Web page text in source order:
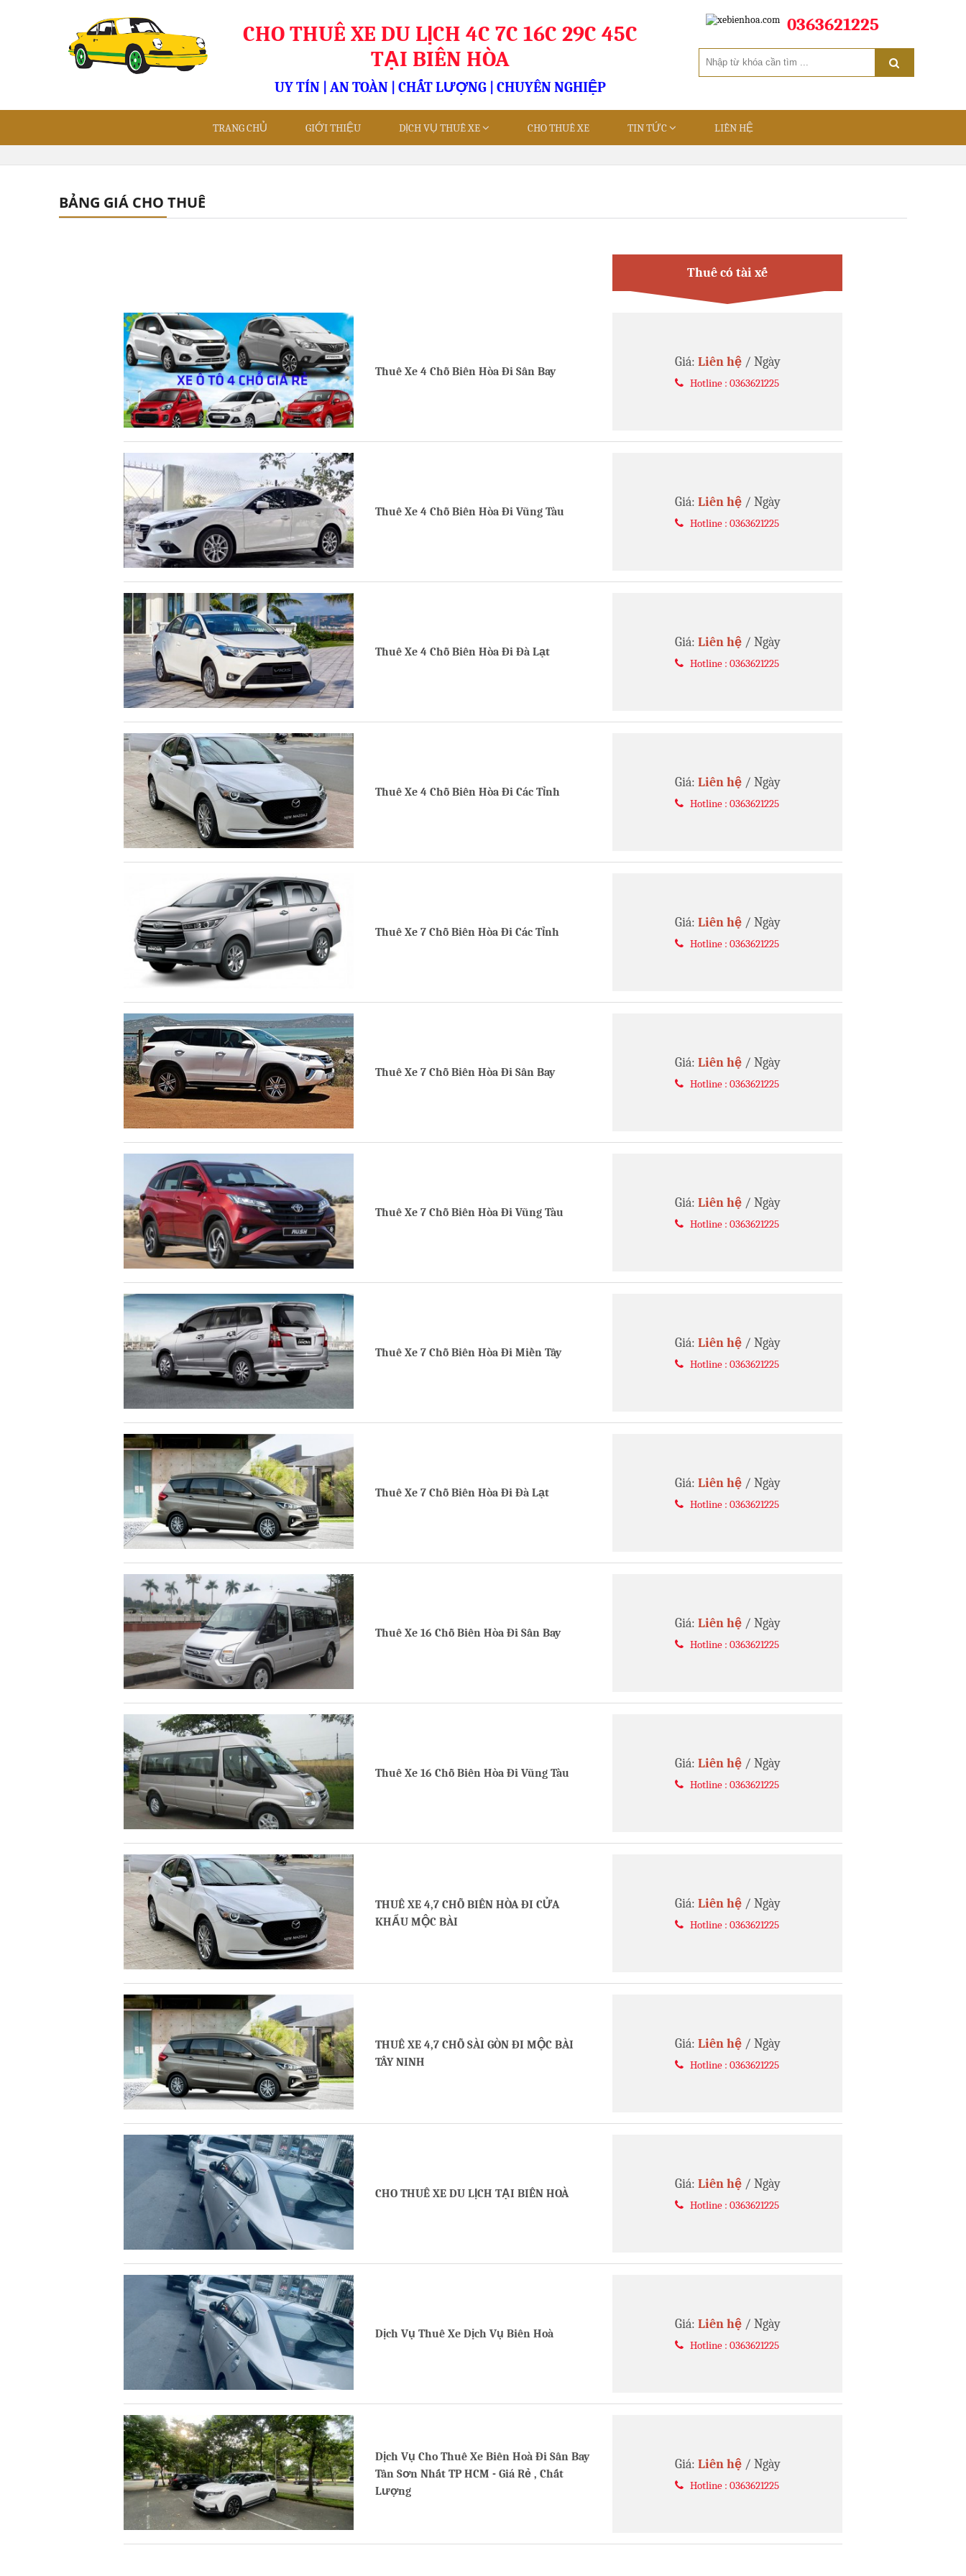
CHO THUÊ XE DU LỊCH 4C 7C 16C 29C 45C
TẠI BIÊN HÒA
UY TÍN | AN TOÀN | CHẤT LƯỢNG | CHUYÊN NGHIỆP
0363621225
TRANG CHỦ GIỚI THIỆU DỊCH VỤ THUÊ XE CHO THUÊ XE TIN TỨC LIÊN HỆ
BẢNG GIÁ CHO THUÊ
Thuê có tài xế
Thuê Xe 4 Chỗ Biên Hòa Đi Sân Bay
Giá: Liên hệ/ Ngày
Hotline : 0363621225
Thuê Xe 4 Chỗ Biên Hòa Đi Vũng Tàu
Giá: Liên hệ/ Ngày
Hotline : 0363621225
Thuê Xe 4 Chỗ Biên Hòa Đi Đà Lạt
Giá: Liên hệ/ Ngày
Hotline : 0363621225
Thuê Xe 4 Chỗ Biên Hòa Đi Các Tỉnh
Giá: Liên hệ/ Ngày
Hotline : 0363621225
Thuê Xe 7 Chỗ Biên Hòa Đi Các Tỉnh
Giá: Liên hệ/ Ngày
Hotline : 0363621225
Thuê Xe 7 Chỗ Biên Hòa Đi Sân Bay
Giá: Liên hệ/ Ngày
Hotline : 0363621225
Thuê Xe 7 Chỗ Biên Hòa Đi Vũng Tàu
Giá: Liên hệ/ Ngày
Hotline : 0363621225
Thuê Xe 7 Chỗ Biên Hòa Đi Miền Tây
Giá: Liên hệ/ Ngày
Hotline : 0363621225
Thuê Xe 7 Chỗ Biên Hòa Đi Đà Lạt
Giá: Liên hệ/ Ngày
Hotline : 0363621225
Thuê Xe 16 Chỗ Biên Hòa Đi Sân Bay
Giá: Liên hệ/ Ngày
Hotline : 0363621225
Thuê Xe 16 Chỗ Biên Hòa Đi Vũng Tàu
Giá: Liên hệ/ Ngày
Hotline : 0363621225
THUÊ XE 4,7 CHỖ BIÊN HÒA ĐI CỬA
KHẨU MỘC BÀI
Giá: Liên hệ/ Ngày
Hotline : 0363621225
THUÊ XE 4,7 CHỖ SÀI GÒN ĐI MỘC BÀI
TÂY NINH
Giá: Liên hệ/ Ngày
Hotline : 0363621225
CHO THUÊ XE DU LỊCH TẠI BIÊN HOÀ
Giá: Liên hệ/ Ngày
Hotline : 0363621225
Dịch Vụ Thuê Xe Dịch Vụ Biên Hoà
Giá: Liên hệ/ Ngày
Hotline : 0363621225
Dịch Vụ Cho Thuê Xe Biên Hoà Đi Sân Bay
Tân Sơn Nhất TP HCM - Giá Rẻ , Chất
Lượng
Giá: Liên hệ/ Ngày
Hotline : 0363621225